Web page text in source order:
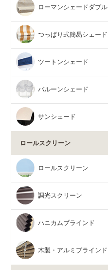
ローマンシェードダブル
つっぱり式簡易シェード
ツートンシェード
バルーンシェード
サンシェード
ロールスクリーン
ロールスクリーン
調光スクリーン
ハニカムブラインド
木製・アルミブラインド